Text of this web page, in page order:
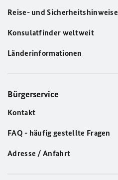
Reise- und Sicherheitshinweise
Konsulatfinder weltweit
Länderinformationen
Bürgerservice
Kontakt
FAQ - häufig gestellte Fragen
Adresse / Anfahrt